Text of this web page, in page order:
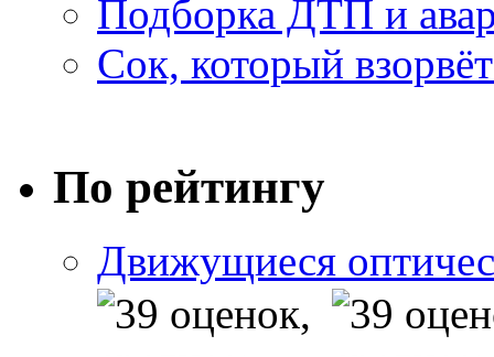
Подборка ДТП и
Сок, который
По рейтингу
Движущиеся